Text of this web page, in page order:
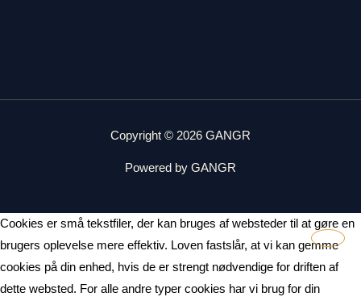
Copyright © 2026 GANGR
Powered by GANGR
Cookies er små tekstfiler, der kan bruges af websteder til at gøre en
brugers oplevelse mere effektiv. Loven fastslår, at vi kan gemme
cookies på din enhed, hvis de er strengt nødvendige for driften af
dette websted. For alle andre typer cookies har vi brug for din